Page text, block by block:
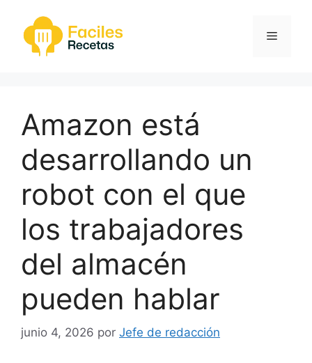
contenido
Menú
Amazon está
desarrollando un
robot con el que
los trabajadores
del almacén
pueden hablar
junio 4, 2026 por Jefe de redacción